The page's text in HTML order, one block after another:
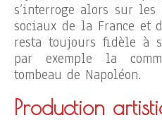
s’interroge alors sur
sociaux de la France et
resta toujours fidèle à
par exemple la
tombeau de Napoléon.
Production